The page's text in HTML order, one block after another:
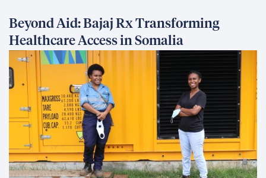
Beyond Aid: Bajaj Rx Transforming
Healthcare Access in Somalia